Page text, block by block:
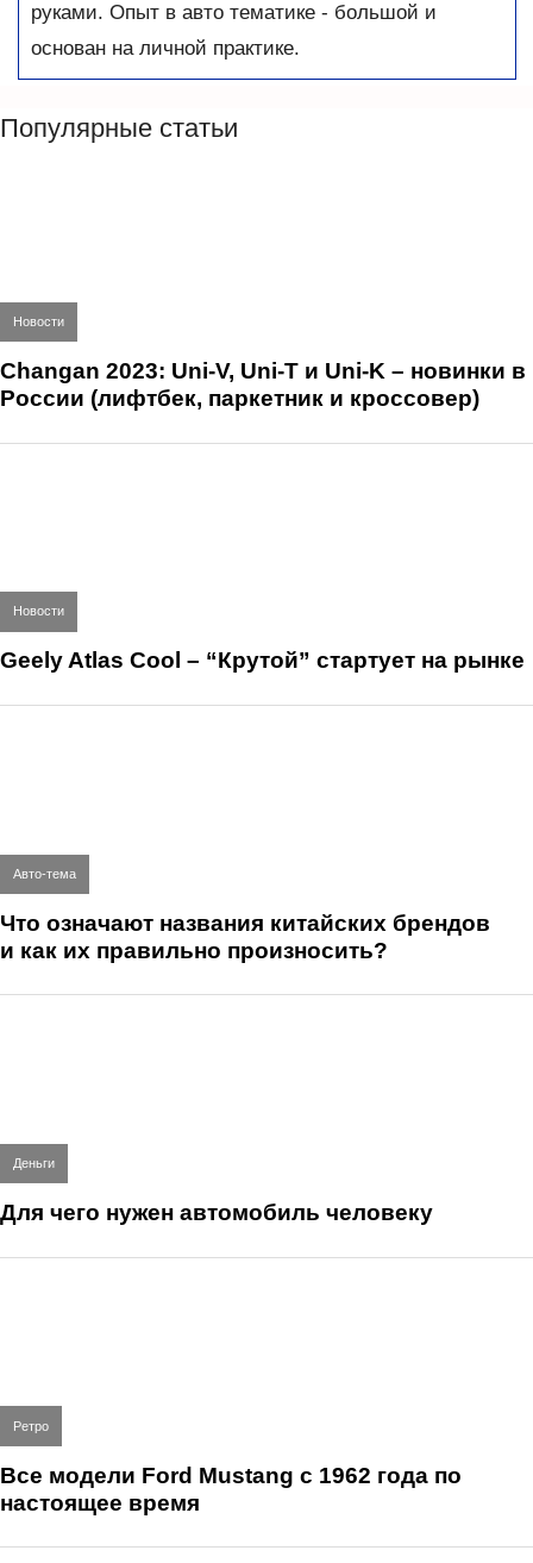
руками. Опыт в авто тематике - большой и
основан на личной практике.
Популярные статьи
Новости
Changan 2023: Uni-V, Uni-T и Uni-K – новинки в
России (лифтбек, паркетник и кроссовер)
Новости
Geely Atlas Cool – “Крутой” стартует на рынке
Авто-тема
Что означают названия китайских брендов
и как их правильно произносить?
Деньги
Для чего нужен автомобиль человеку
Ретро
Все модели Ford Mustang с 1962 года по
настоящее время